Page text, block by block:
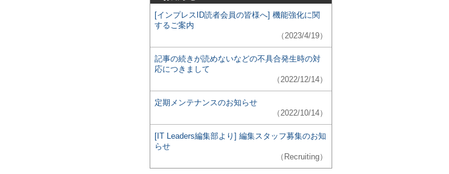
[インプレスID読者会員の皆様へ] 機能強化に関
するご案内
（2023/4/19）
記事の続きが読めないなどの不具合発生時の対
応につきまして
（2022/12/14）
定期メンテナンスのお知らせ
（2022/10/14）
[IT Leaders編集部より] 編集スタッフ募集のお知
らせ
（Recruiting）